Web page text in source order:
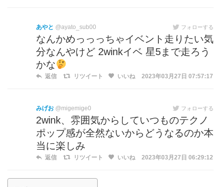
あやと @ayato_sub00 フォローする
なんかめっっっちゃイベント走りたい気
分なんやけど 2winkイベ 星5まで走ろう
かな
返信 リツイート いいね 2023年03月27日 07:57:17
みげお @migemige0 フォローする
2wink、雰囲気からしていつものテクノ
ポップ感が全然ないからどうなるのか本
当に楽しみ
返信 リツイート いいね 2023年03月27日 06:29:12